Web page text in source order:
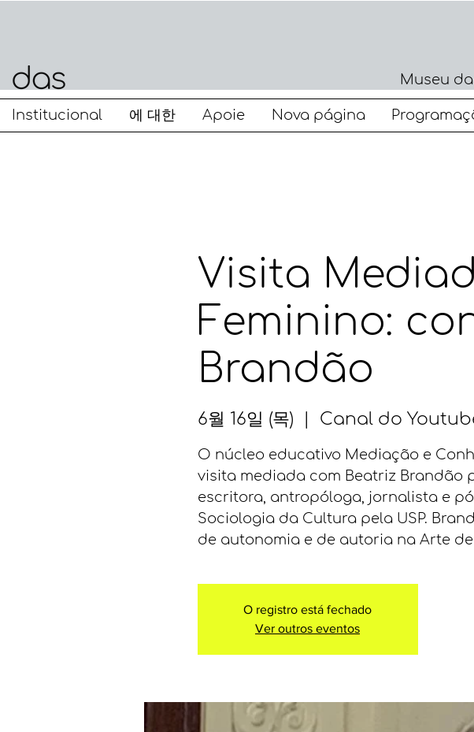
Museu
Institucional 에 대한 Apoie Nova página
Visita
Feminino:
Brandão
6월 16일 (목) Canal do
O núcleo educativo Mediação e
visita mediada com Beatriz Brandão
escritora, antropóloga, jornalista e
Sociologia da Cultura pela USP.
de autonomia e de autoria na Arte
O registro está fechado
Ver outros eventos